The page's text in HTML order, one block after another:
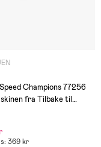
Champions 77256
fra Tilbake til
369 kr